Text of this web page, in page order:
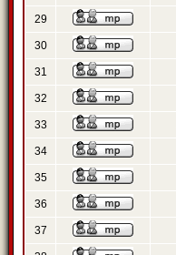
29
30
31
32
33
34
35
36
37